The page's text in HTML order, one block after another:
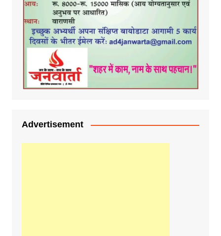
Advertisement